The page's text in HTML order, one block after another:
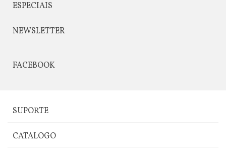
ESPECIAIS
NEWSLETTER
FACEBOOK
SUPORTE
CATALOGO